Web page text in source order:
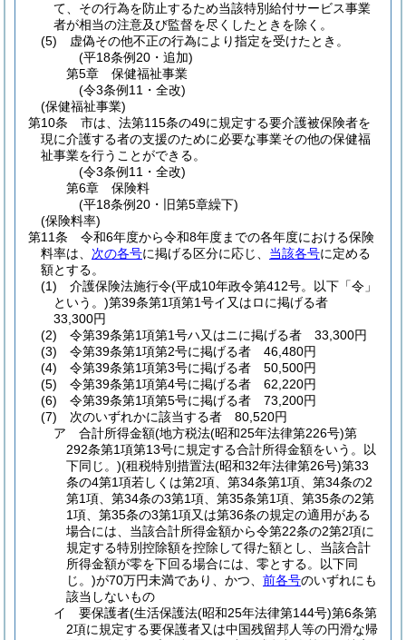
て、その行為を防止するため当該特別給付サービス事業
者が相当の注意及び監督を尽くしたときを除く。
(5)
虚偽その他不正の行為により指定を受けたとき。
(平18条例20・追加)
第5章
保健福祉事業
(令3条例11・全改)
(保健福祉事業)
第10条
市は、法第115条の49に規定する要介護被保険者を
現に介護する者の支援のために必要な事業その他の保健福
祉事業を行うことができる。
(令3条例11・全改)
第6章
保険料
(平18条例20・旧第5章繰下)
(保険料率)
第11条
令和6年度から令和8年度までの各年度における保険
料率は、 次の各号に掲げる区分に応じ、 当該各号に定める
額とする。
(1)
介護保険法施行令(平成10年政令第412号。以下「令」
という。)第39条第1項第1号イ又はロに掲げる者
33,300円
(2)
令第39条第1項第1号ハ又はニに掲げる者 33,300円
(3)
令第39条第1項第2号に掲げる者 46,480円
(4)
令第39条第1項第3号に掲げる者 50,500円
(5)
令第39条第1項第4号に掲げる者 62,220円
(6)
令第39条第1項第5号に掲げる者 73,200円
(7)
次のいずれかに該当する者 80,520円
ア
合計所得金額(地方税法(昭和25年法律第226号)第
292条第1項第13号に規定する合計所得金額をいう。以
下同じ。)(租税特別措置法(昭和32年法律第26号)第33
条の4第1項若しくは第2項、第34条第1項、第34条の2
第1項、第34条の3第1項、第35条第1項、第35条の2第
1項、第35条の3第1項又は第36条の規定の適用がある
場合には、当該合計所得金額から令第22条の2第2項に
規定する特別控除額を控除して得た額とし、当該合計
所得金額が零を下回る場合には、零とする。以下同
じ。)が70万円未満であり、かつ、 前各号のいずれにも
該当しないもの
イ
要保護者(生活保護法(昭和25年法律第144号)第6条第
2項に規定する要保護者又は中国残留邦人等の円滑な帰